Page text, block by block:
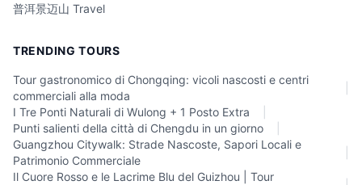
普洱景迈山 Travel
TRENDING TOURS
Tour gastronomico di Chongqing: vicoli nascosti e centri
commerciali alla moda
I Tre Ponti Naturali di Wulong + 1 Posto Extra
Punti salienti della città di Chengdu in un giorno
Guangzhou Citywalk: Strade Nascoste, Sapori Locali e
Patrimonio Commerciale
Il Cuore Rosso e le Lacrime Blu del Guizhou | Tour